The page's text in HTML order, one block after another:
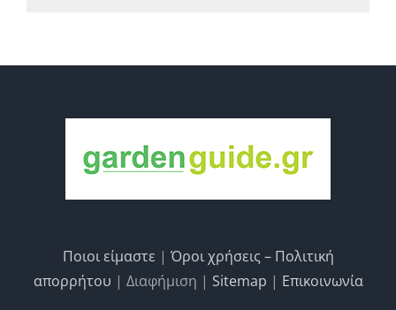
Ποιοι είμαστε | Όροι χρήσεις – Πολιτική
απορρήτου | Διαφήμιση | Sitemap | Επικοινωνία